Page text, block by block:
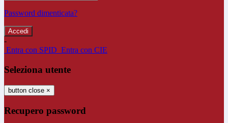
Password dimenticata?
-
Entra con SPID Entra con CIE
Seleziona utente
button close ×
Recupero password